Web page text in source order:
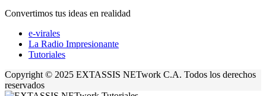
Convertimos tus ideas en realidad
e-virales
La Radio Impresionante
Tutoriales
Copyright © 2025 EXTASSIS NETwork C.A. Todos los derechos
reservados